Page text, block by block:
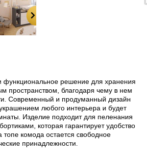
функциональное решение для хранения
пространством, благодаря чему в нем
Современный и продуманный дизайн
любого интерьера и будет
Изделие подходит для пеленания
которая гарантирует удобство
комода остается свободное
принадлежности.